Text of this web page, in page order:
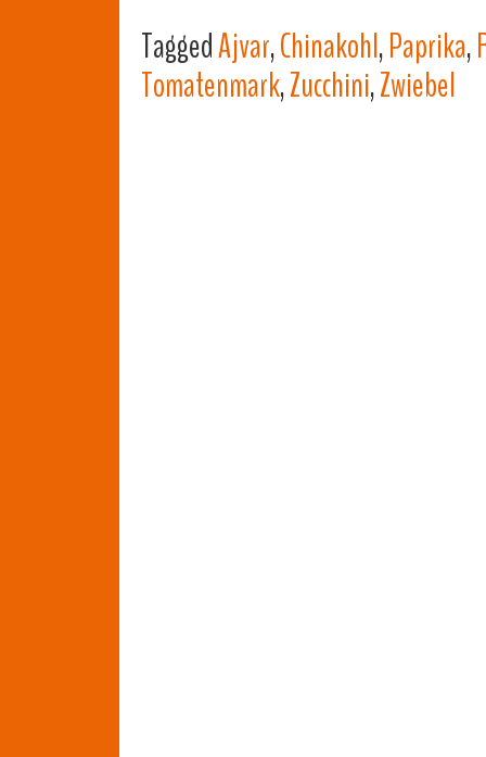
TaggedAjvar,Chinakohl,Paprika,
Tomatenmark,Zucchini,Zwiebel